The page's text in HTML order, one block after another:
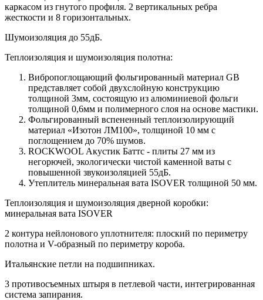
каркасом из гнутого профиля. 2 вертикальных ребра
жесткости и 8 горизонтальных.
Шумоизоляция до 55дБ.
Теплоизоляция и шумоизоляция полотна:
Вибропоглощающий фольгированный материал GB
представляет собой двухслойную конструкцию
толщиной 3мм, состоящую из алюминиевой фольги
толщиной 0,6мм и полимерного слоя на основе мастики.
Фольгированный вспененный теплоизолирующий
материал «Изотон ЛМ100», толщиной 10 мм с
поглощением до 70% шумов.
ROCKWOOL Акустик Баттс - плиты 27 мм из
негорючей, экологически чистой каменной ваты с
повышенной звукоизоляцией 55дБ.
Утеплитель минеральная вата ISOVER толщиной 50 мм.
Теплоизоляция и шумоизоляция дверной коробки:
минеральная вата ISOVER
2 контура нейлонового уплотнителя: плоский по периметру
полотна и V-образный по периметру короба.
Итальянские петли на подшипниках.
3 противосъемных штыря в петлевой части, интегрированная
система запирания.